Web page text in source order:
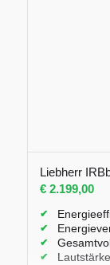
Liebherr
€2.199,00